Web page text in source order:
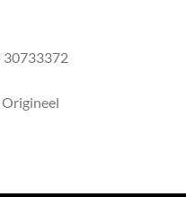
30733372